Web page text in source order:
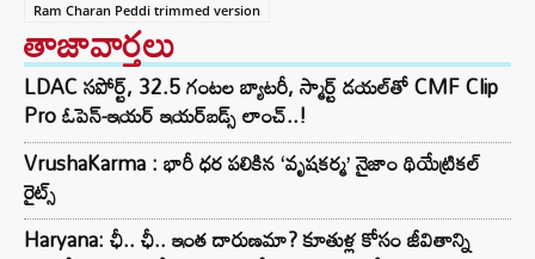
Ram Charan Peddi trimmed version
తాజావార్తలు
LDAC సపోర్ట్, 32.5 గంటల బ్యాటరీ, స్మార్ట్ డయల్‌తో CMF Clip
Pro ఓపెన్-ఇయర్ ఇయర్‌బడ్స్ లాంచ్..!
VrushaKarma : భారీ ధర పలికిన ‘వృషకర్మ’ నైజాం థియేట్రికల్
రైట్స్
Haryana: ఛీ.. ఛీ.. ఇంత దారుణమా? కూతుళ్ల కోసం జీవితాన్ని